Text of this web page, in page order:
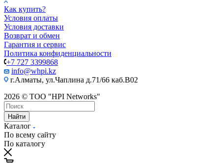
Как купить?
Условия оплаты
Условия доставки
Возврат и обмен
Гарантия и сервис
Политика конфиденциальности
+7 727 3399868
info@whpi.kz
г.Алматы, ул.Чаплина д.71/66 каб.B02
2026 © ТОО "HPI Networks"
Найти
Каталог
По всему сайту
По каталогу